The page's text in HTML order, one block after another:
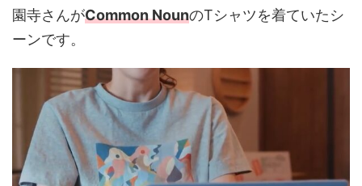
園寺さんがCommon NounのTシャツを着ていたシ
ーンです。